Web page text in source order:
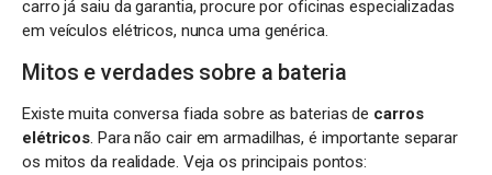
carro já saiu da garantia, procure por oficinas especializadas
em veículos elétricos, nunca uma genérica.
Mitos e verdades sobre a bateria
Existe muita conversa fiada sobre as baterias de carros
elétricos. Para não cair em armadilhas, é importante separar
os mitos da realidade. Veja os principais pontos: